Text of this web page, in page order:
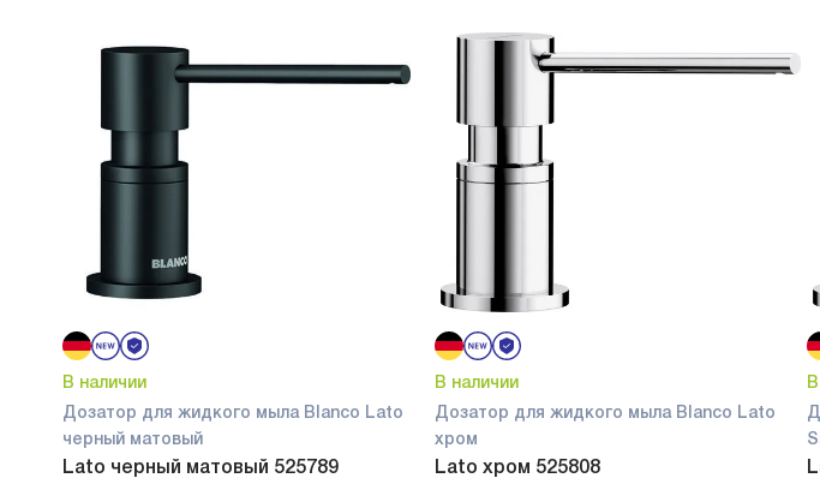
В наличии
Дозатор для жидкого мыла Blanco Lato
черный матовый
Lato черный матовый 525789
В наличии
Дозатор для жидкого мыла Blanco Lato
хром
Lato хром 525808